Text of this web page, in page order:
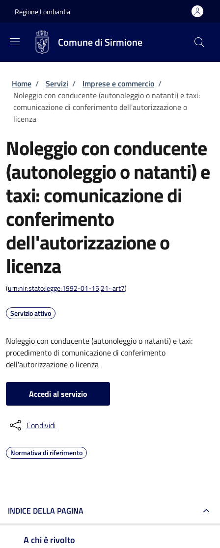
Regione Lombardia
Comune di Sirmione
Briciole di pane
Home / Servizi / Imprese e commercio /
Noleggio con conducente (autonoleggio o natanti) e taxi:
comunicazione di conferimento dell'autorizzazione o
licenza
Noleggio con conducente
(autonoleggio o natanti) e
taxi: comunicazione di
conferimento
dell'autorizzazione o
licenza
(urn:nir:stato:legge:1992-01-15;21~art7)
Servizio attivo
Noleggio con conducente (autonoleggio o natanti) e taxi:
procedimento di comunicazione di conferimento
dell'autorizzazione o licenza
Accedi al servizio
Condividi
Normativa di riferimento
INDICE DELLA PAGINA
A chi è rivolto